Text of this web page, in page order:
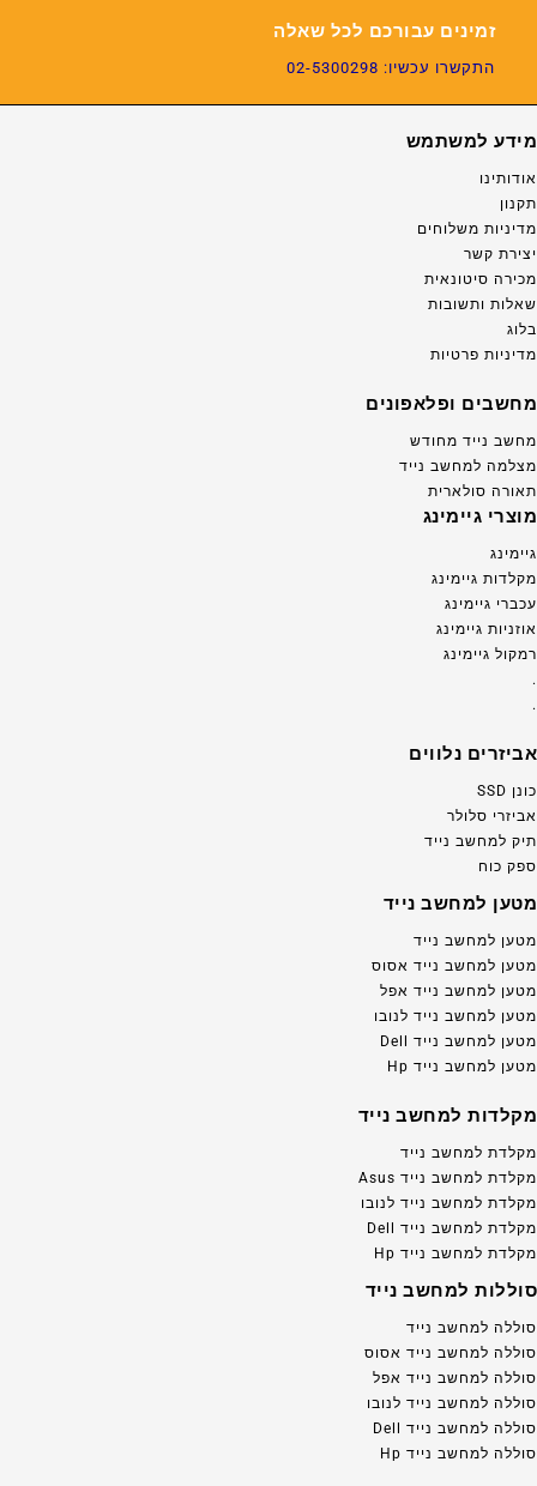
זמינים עבורכם לכל שאלה
התקשרו עכשיו: 02-5300298
מידע למשתמש
אודותינו
תקנון
מדיניות משלוחים
יצירת קשר
מכירה סיטונאית
שאלות ותשובות
בלוג
מדיניות פרטיות
מחשבים ופלאפונים
מחשב נייד מחודש
מצלמה למחשב נייד
תאורה סולארית
מוצרי גיימינג
גיימינג
מקלדות גיימינג
עכברי גיימינג
אוזניות גיימינג
רמקול גיימינג
.
.
אביזרים נלווים
כונן SSD
אביזרי סלולר
תיק למחשב נייד
ספק כוח
מטען למחשב נייד
מטען למחשב נייד
מטען למחשב נייד אסוס
מטען למחשב נייד אפל
מטען למחשב נייד לנובו
מטען למחשב נייד Dell
מטען למחשב נייד Hp
מקלדות למחשב נייד
מקלדת למחשב נייד
מקלדת למחשב נייד Asus
מקלדת למחשב נייד לנובו
מקלדת למחשב נייד Dell
מקלדת למחשב נייד Hp
סוללות למחשב נייד
סוללה למחשב נייד
סוללה למחשב נייד אסוס
סוללה למחשב נייד אפל
סוללה למחשב נייד לנובו
סוללה למחשב נייד Dell
סוללה למחשב נייד Hp